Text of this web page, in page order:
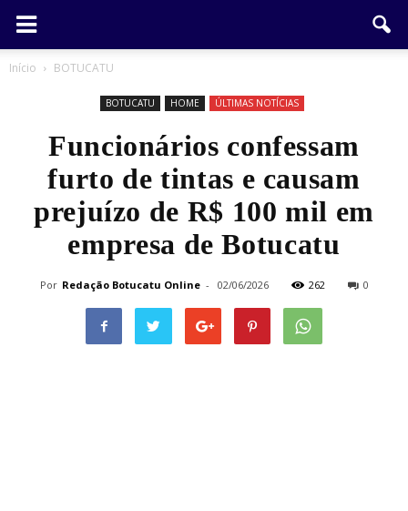
Início BOTUCATU
BOTUCATU HOME ÚLTIMAS NOTÍCIAS
Funcionários confessam
furto de tintas e causam
prejuízo de R$ 100 mil em
empresa de Botucatu
Por Redação Botucatu Online - 02/06/2026 262 0